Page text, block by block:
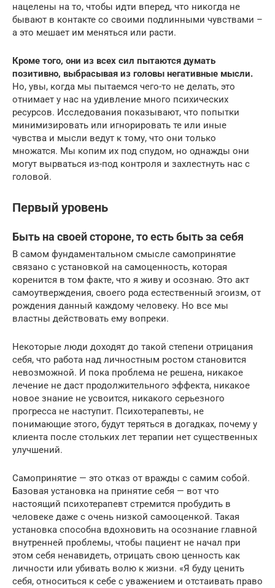
нацелены на то, чтобы идти вперед, что никогда не
бывают в контакте со своими подлинными чувствами –
а это мешает им меняться или расти.
Кроме того, они из всех сил пытаются думать
позитивно, выбрасывая из головы негативные мысли.
Но, увы, когда мы пытаемся чего-то не делать, это
отнимает у нас на удивление много психических
ресурсов. Исследования показывают, что попытки
минимизировать или игнорировать те или иные
чувства и мысли ведут к тому, что они только
множатся. Мы копим их под спудом, но однажды они
могут вырваться из-под контроля и захлестнуть нас с
головой.
Первый уровень
Быть на своей стороне, то есть быть за себя
В самом фундаментальном смысле самопринятие
связано с установкой на самоценность, которая
коренится в том факте, что я живу и осознаю. Это акт
самоутверждения, своего рода естественный эгоизм, от
рождения данный каждому человеку. Но все мы
властны действовать ему вопреки.
Некоторые люди доходят до такой степени отрицания
себя, что работа над личностным ростом становится
невозможной. И пока проблема не решена, никакое
лечение не даст продолжительного эффекта, никакое
новое знание не усвоится, никакого серьезного
прогресса не наступит. Психотерапевты, не
понимающие этого, будут теряться в догадках, почему у
клиента после стольких лет терапии нет существенных
улучшений.
Самопринятие — это отказ от вражды с самим собой.
Базовая установка на принятие себя — вот что
настоящий психотерапевт стремится пробудить в
человеке даже с очень низкой самооценкой. Такая
установка способна вдохновить на осознание главной
внутренней проблемы, чтобы пациент не начал при
этом себя ненавидеть, отрицать свою ценность как
личности или убивать волю к жизни. «Я буду ценить
себя, относиться к себе с уважением и отстаивать право